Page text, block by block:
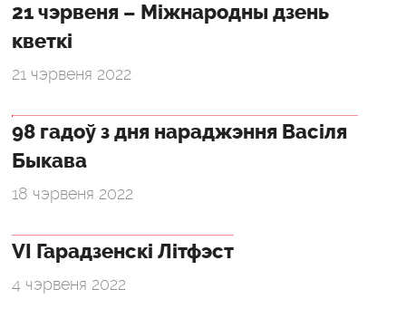
21 чэрвеня – Міжнародны дзень
кветкі
21 чэрвеня 2022
98 гадоў з дня нараджэння Васіля
Быкава
18 чэрвеня 2022
VI Гарадзенскі Літфэст
4 чэрвеня 2022